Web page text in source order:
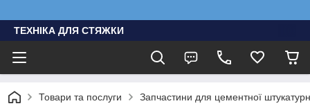
ТЕХНІКА ДЛЯ СТЯЖКИ
Товари та послуги Запчастини для цементної